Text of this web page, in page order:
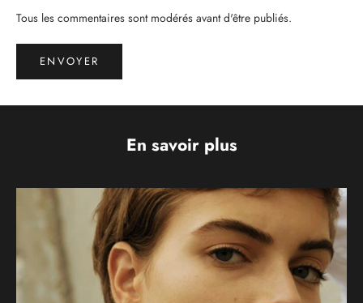
Tous les commentaires sont modérés avant d'être publiés.
ENVOYER
En savoir plus